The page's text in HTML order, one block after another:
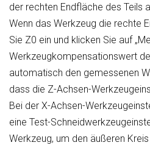
der rechten Endfläche des Teils
Wenn das Werkzeug die rechte
Sie Z0 ein und klicken Sie auf
Werkzeugkompensationswert
automatisch den gemessenen
dass die Z-Achsen-
Bei der X-Achsen-
eine Test-
Werkzeug, um den äußeren